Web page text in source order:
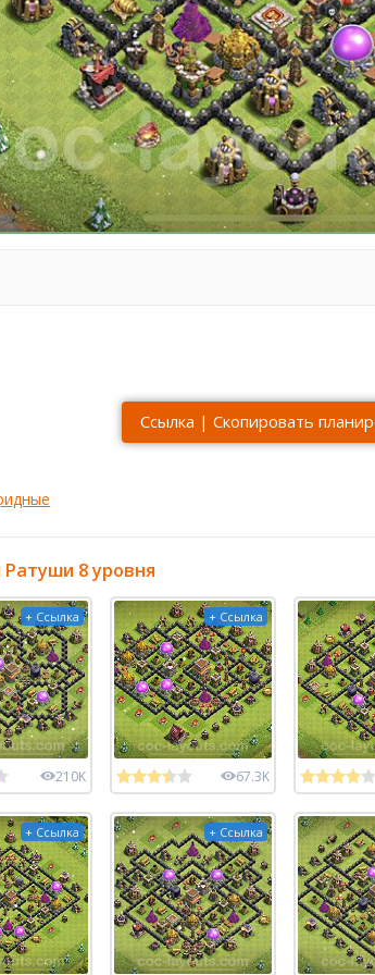
Ссылка | Скопировать
8 уровня
+ Ссылка
210K
+ Ссылка
67.3K
+ Ссылка + Ссылка